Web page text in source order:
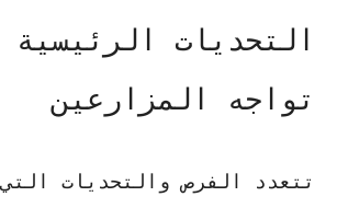
التحديات الرئيسية
تواجه المزارعين
تتعدد الفرص والتحديات